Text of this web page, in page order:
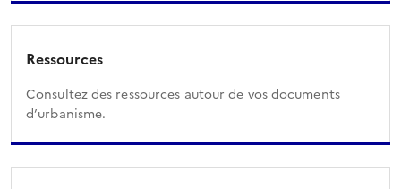
Ressources
Consultez des ressources autour de vos documents
d’urbanisme.